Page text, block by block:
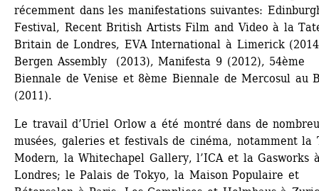
récemment dans les manifestations suivantes:
Festival, Recent British Artists Film and Video à la
Britain de Londres, EVA International à Limerick
Bergen Assembly (2013), Manifesta 9 (2012), 54ème
Biennale de Venise et 8ème Biennale de Mercosul au
(2011).
Le travail d’Uriel Orlow a été montré dans de
musées, galeries et festivals de cinéma, notamment la
Modern, la Whitechapel Gallery, l’ICA et la Gasworks
Londres; le Palais de Tokyo, la Maison Populaire et